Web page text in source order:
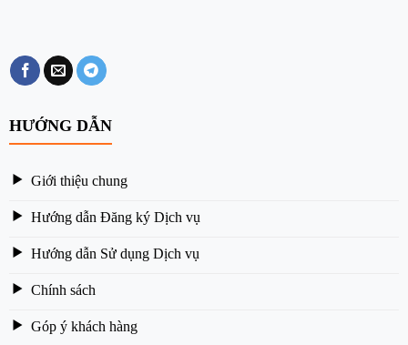
HƯỚNG DẪN
Giới thiệu chung
Hướng dẫn Đăng ký Dịch vụ
Hướng dẫn Sử dụng Dịch vụ
Chính sách
Góp ý khách hàng